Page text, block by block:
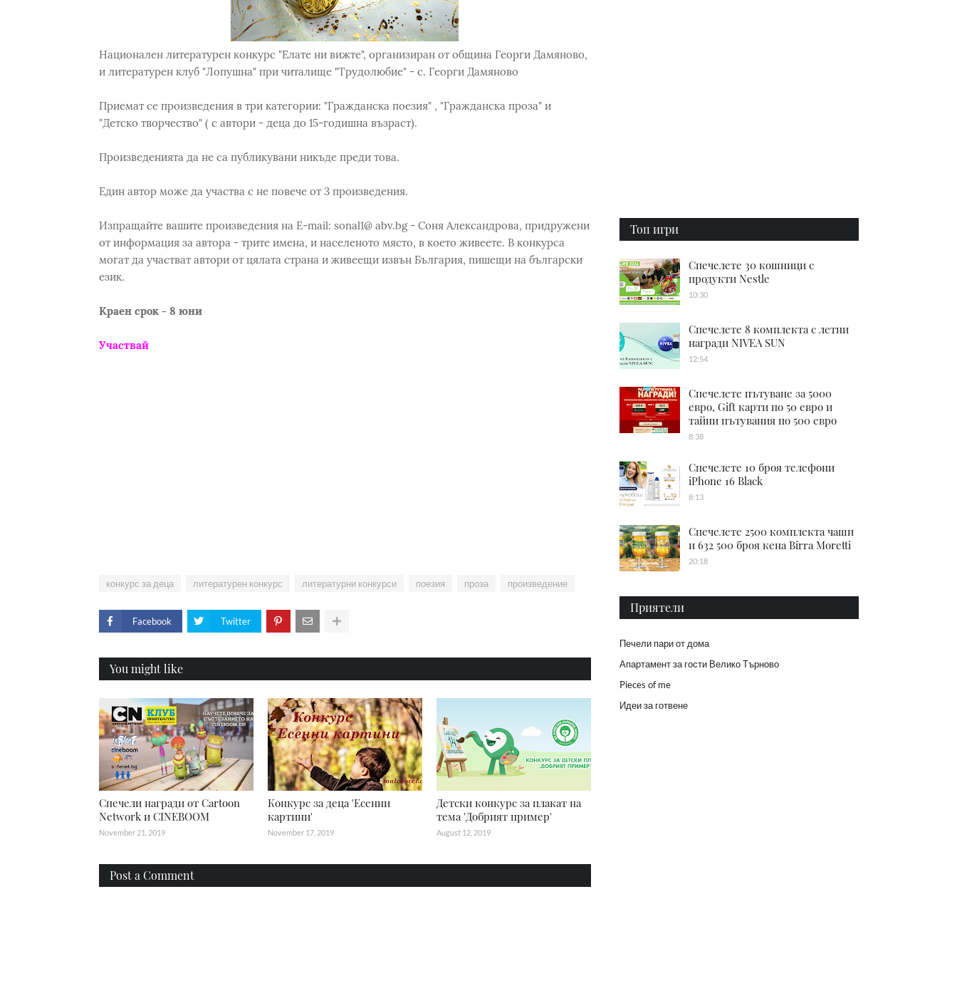
Национален литературен конкурс "Елате ни вижте", организиран от община Георги Дамяново,
и литературен клуб "Лопушна" при читалище "Трудолюбие" - с. Георги Дамяново
Приемат се произведения в три категории: "Гражданска поезия" , "Гражданска проза" и
"Детско творчество" ( с автори - деца до 15-годишна възраст).
Произведенията да не са публикувани никъде преди това.
Един автор може да участва с не повече от 3 произведения.
Изпращайте вашите произведения на E-mail: sonal1@ abv.bg - Соня Александрова, придружени
от информация за автора - трите имена, и населеното място, в което живеете. В конкурса
могат да участват автори от цялата страна и живеещи извън България, пишещи на български
език.
Краен срок - 8 юни
Участвай
конкурс за деца литературен конкурс литературни конкурси поезия проза произведение
Facebook Twitter
You might like
Спечели награди от Cartoon
Network и CINEBOOM
November 21, 2019
Конкурс за деца 'Есенни
картини'
November 17, 2019
Детски конкурс за плакат на
тема 'Добрият пример'
August 12, 2019
Post a Comment
Топ игри
Спечелете 30 кошници с
продукти Nestle
10:30
Спечелете 8 комплекта с летни
награди NIVEA SUN
12:54
Спечелете пътуване за 5000
евро, Gift карти по 50 евро и
тайни пътувания по 500 евро
8:38
Спечелете 10 броя телефони
iPhone 16 Black
8:13
Спечелете 2500 комплекта чаши
и 632 500 броя кена Birra Moretti
20:18
Приятели
Печели пари от дома
Апартамент за гости Велико Търново
Pieces of me
Идеи за готвене